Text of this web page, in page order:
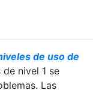
de uso de
de nivel 1 se
Las